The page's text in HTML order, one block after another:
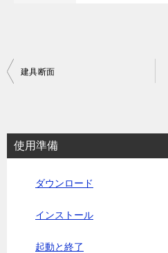
投
ビ
ゲ
建具断面
使用準備
ダウンロード
インストール
起動と終了